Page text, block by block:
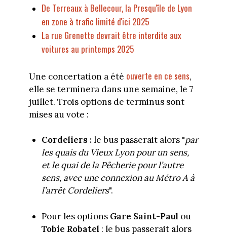
De Terreaux à Bellecour, la Presqu'île de Lyon
en zone à trafic limité d'ici 2025
La rue Grenette devrait être interdite aux
voitures au printemps 2025
Une concertation a été ouverte en ce sens,
elle se terminera dans une semaine, le 7
juillet. Trois options de terminus sont
mises au vote :
Cordeliers :le bus passerait alors "par
les quais du Vieux Lyon pour un sens,
et le quai de la Pêcherie pour l’autre
sens, avec une connexion au Métro A à
l’arrêt Cordeliers".
Pour les options Gare Saint-Paul ou
Tobie Robatel : le bus passerait alors